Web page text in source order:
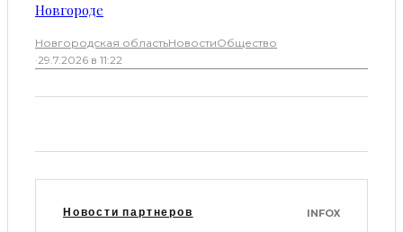
Новгороде
Новгородская областьНовостиОбщество
·29.7.2026 в 11:22
Новости партнеров INFOX